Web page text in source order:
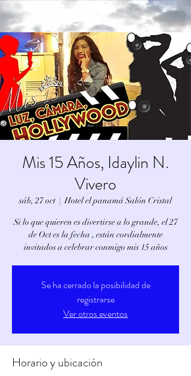
Mis 15 Años, Idaylin N.
Vivero
sáb, 27 oct
  |
Hotel el panamá Salón Cristal
Si lo que quieren es divertirse a lo grande, el 27
de Oct es la fecha , están cordialmente
invitados a celebrar conmigo mis 15 años
Se ha cerrado la posibilidad de
registrarse
Ver otros eventos
Horario y ubicación